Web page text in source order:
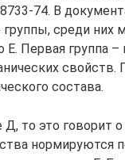
74. В
группы, среди них
Первая группа
свойств.
состава.
Д, то это говорит
нормируются